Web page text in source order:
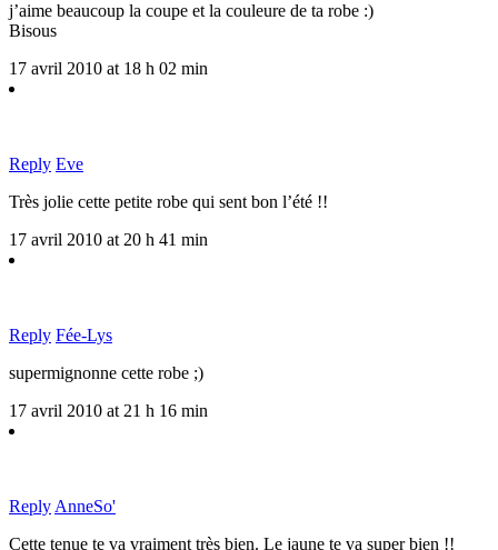
j’aime beaucoup la coupe et la couleure de ta robe :)
Bisous
17 avril 2010 at 18 h 02 min
Reply Eve
Très jolie cette petite robe qui sent bon l’été !!
17 avril 2010 at 20 h 41 min
Reply Fée-Lys
supermignonne cette robe ;)
17 avril 2010 at 21 h 16 min
Reply AnneSo'
Cette tenue te va vraiment très bien. Le jaune te va super bien !!